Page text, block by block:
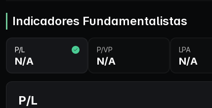
Indicadores Fundamentalistas
P/L
N/A
P/VP
N/A
LPA
N/A
P/L